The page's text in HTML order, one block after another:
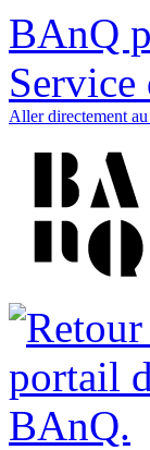
BAnQ
Service
Aller directement